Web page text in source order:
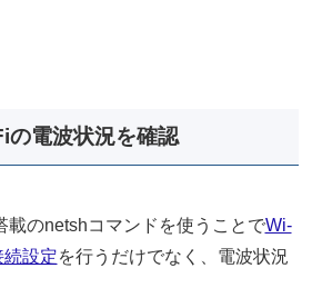
の電波状況を確認
載のnetshコマンドを使うことでWi-
設定を行うだけでなく、電波状況